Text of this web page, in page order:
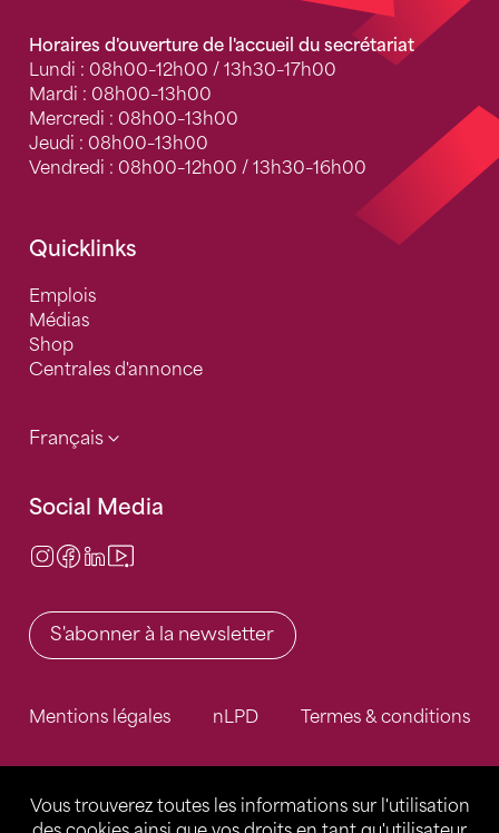
Vous trouverez toutes les informations sur l'utilisation
Horaires d'ouverture de l'accueil du secrétariat
Lundi : 08h00–12h00 / 13h30–17h00
Mardi : 08h00–13h00
Mercredi : 08h00–13h00
Jeudi : 08h00–13h00
Vendredi : 08h00–12h00 / 13h30–16h00
Quicklinks
Emplois
Médias
Shop
Centrales d'annonce
Français
Social Media
Instagram
Facebook
LinkedIn
S'abonner à la newsletter
Mentions légales nLPD Termes & conditions